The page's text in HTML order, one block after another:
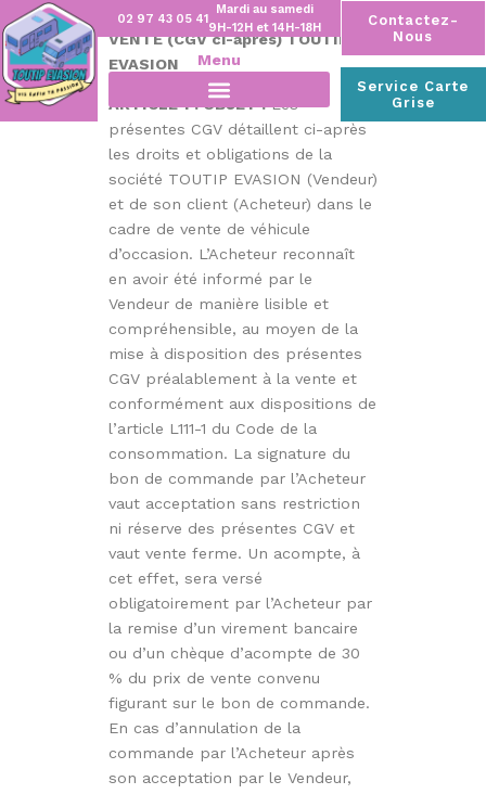
02 97 43 05 41
Mardi au samedi
9H-12H et 14H-18H
Menu
Contactez-
Nous
Service Carte
Grise
CONDITIONS GÉNÉRALES DE
VENTE (CGV ci-après) TOUTIP
EVASION
ARTICLE 1 : OBJET :Les
présentes CGV détaillent ci-après
les droits et obligations de la
société TOUTIP EVASION (Vendeur)
et de son client (Acheteur) dans le
cadre de vente de véhicule
d’occasion. L’Acheteur reconnaît
en avoir été informé par le
Vendeur de manière lisible et
compréhensible, au moyen de la
mise à disposition des présentes
CGV préalablement à la vente et
conformément aux dispositions de
l’article L111-1 du Code de la
consommation. La signature du
bon de commande par l’Acheteur
vaut acceptation sans restriction
ni réserve des présentes CGV et
vaut vente ferme. Un acompte, à
cet effet, sera versé
obligatoirement par l’Acheteur par
la remise d’un virement bancaire
ou d’un chèque d’acompte de 30
% du prix de vente convenu
figurant sur le bon de commande.
En cas d’annulation de la
commande par l’Acheteur après
son acceptation par le Vendeur,